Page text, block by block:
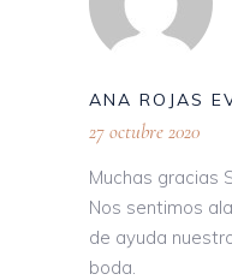
ANA ROJAS
27 octubre 2020
Muchas gracias
Nos sentimos
de ayuda
boda.